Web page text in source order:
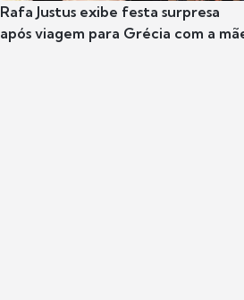
Rafa Justus exibe festa surpresa
após viagem para Grécia com a